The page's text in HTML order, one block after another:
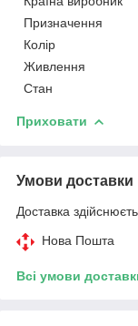
Призначення
Колір
Живлення
Стан
Приховати
Умови доставки
Доставка
Нова Пошта
Всі умови